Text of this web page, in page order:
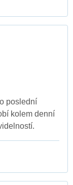
poslední
kolem denní